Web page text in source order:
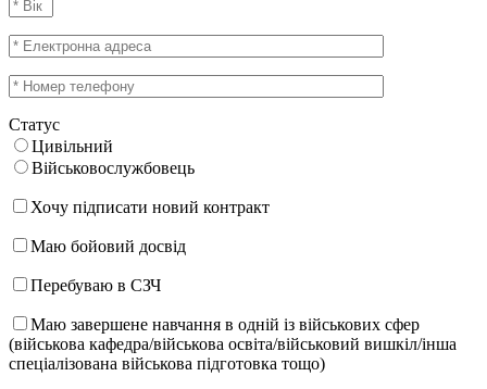
Статус
Цивільний
Військовослужбовець
Хочу підписати новий контракт
Маю бойовий досвід
Перебуваю в СЗЧ
Маю завершене навчання в одній із військових сфер
(військова кафедра/військова освіта/військовий вишкіл/інша
спеціалізована військова підготовка тощо)